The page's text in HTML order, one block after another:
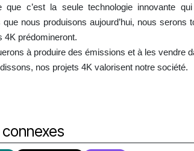
que c’est la seule technologie innovante
que nous produisons aujourd’hui, nous
4K prédomineront.
à produire des émissions et à les vendre
nos projets 4K valorisent notre société.